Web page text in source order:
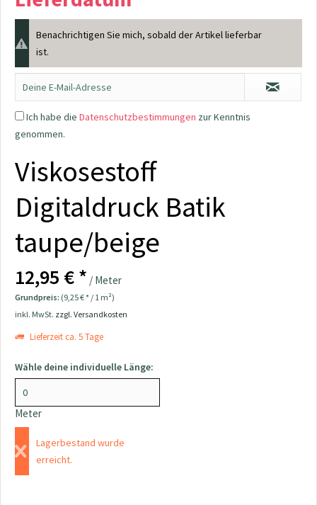
Benachrichtigen Sie mich, sobald der Artikel lieferbar
ist.
Ich habe die Datenschutzbestimmungen zur Kenntnis
genommen.
Viskosestoff
Digitaldruck Batik
taupe/beige
12,95 € * / Meter
Grundpreis: (9,25 € * / 1 m²)
inkl. MwSt. zzgl. Versandkosten
Lieferzeit ca. 5 Tage
Wähle deine individuelle Länge:
Meter
Lagerbestand wurde
erreicht.